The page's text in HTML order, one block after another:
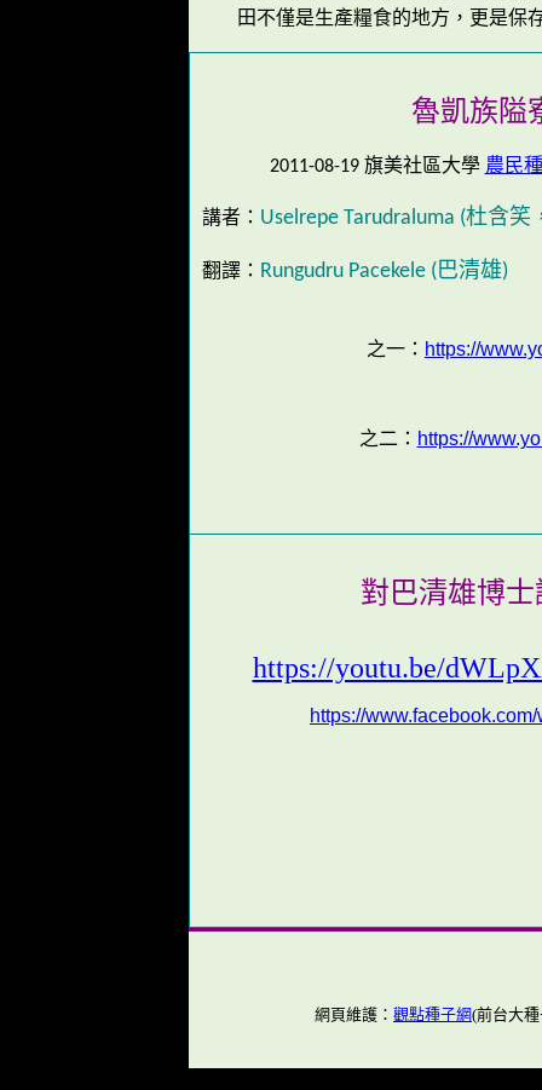
田不僅是生產糧食的地方，更是保
魯凱族隘
2011-08-19 旗美社區大學 農民
講者： Uselrepe Tarudraluma (杜含笑
翻譯： Rungudru Pacekele (巴清雄)
之一： https://
之二： https://
對巴清雄博
https://youtu.be/
https://
網頁維護： 觀點種子網(前台大